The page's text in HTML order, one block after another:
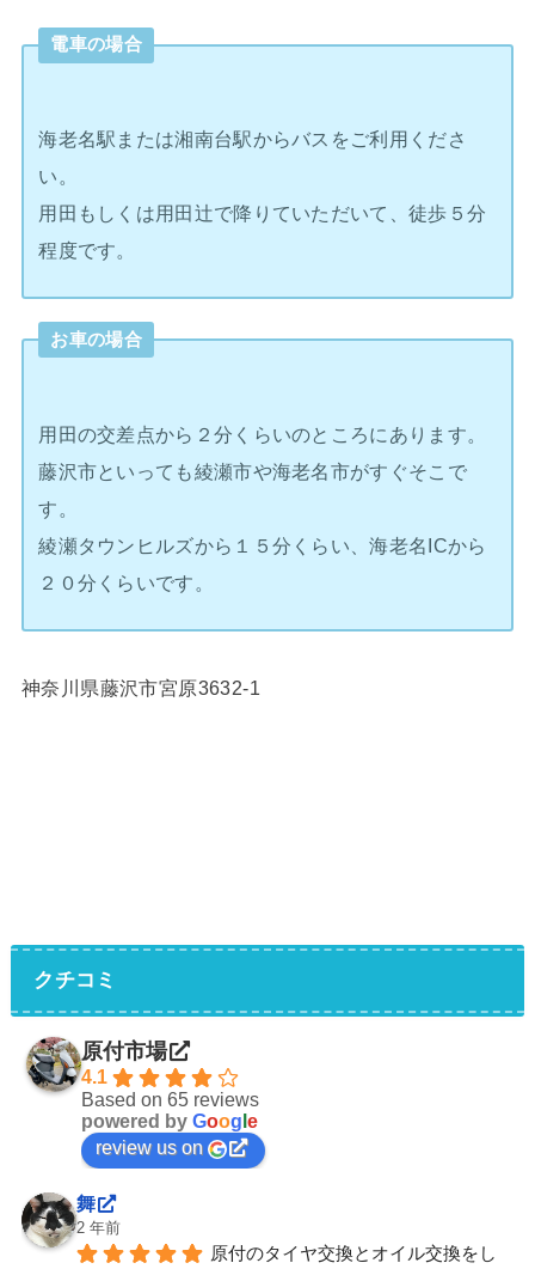
電車の場合
海老名駅または湘南台駅からバスをご利用くださ
い。
用田もしくは用田辻で降りていただいて、徒歩５分
程度です。
お車の場合
用田の交差点から２分くらいのところにあります。
藤沢市といっても綾瀬市や海老名市がすぐそこで
す。
綾瀬タウンヒルズから１５分くらい、海老名ICから
２０分くらいです。
神奈川県藤沢市宮原3632-1
クチコミ
原付市場
4.1
Based on 65 reviews
powered by Goog e
review us on
舞
2 年前
原付のタイヤ交換とオイル交換をし